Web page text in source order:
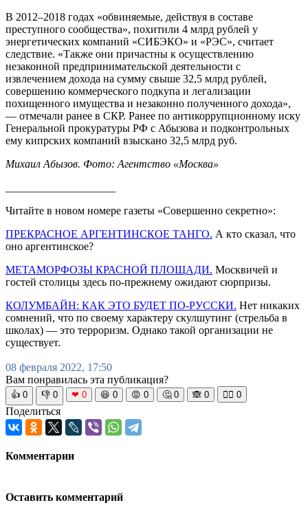
В 2012–2018 годах «обвиняемые, действуя в составе
преступного сообщества», похитили 4 млрд рублей у
энергетических компаний «СИБЭКО» и «РЭС», считает
следствие. «Также они причастны к осуществлению
незаконной предпринимательской деятельности с
извлечением дохода на сумму свыше 32,5 млрд рублей,
совершению коммерческого подкупа и легализации
похищенного имущества и незаконно полученного дохода»,
— отмечали ранее в СКР. Ранее по антикоррупционному иску
Генеральной прокуратуры РФ с Абызова и подконтрольных
ему кипрских компаний взыскано 32,5 млрд руб.
Михаил Абызов. Фото: Агентство «Москва»
Читайте в новом номере газеты «Совершенно секретно»:
ПРЕКРАСНОЕ АРГЕНТИНСКОЕ ТАНГО. А кто сказал, что
оно аргентинское?
МЕТАМОРФОЗЫ КРАСНОЙ ПЛОЩАДИ. Москвичей и
гостей столицы здесь по-прежнему ожидают сюрпризы.
КОЛУМБАЙН: КАК ЭТО БУДЕТ ПО-РУССКИ. Нет никаких
сомнений, что по своему характеру скулшутинг (стрельба в
школах) — это терроризм. Однако такой организации не
существует.
08 февраля 2022, 17:50
Вам понравилась эта публикация?
👍 0 👎 0 ❤ 0 😆 0 😡 0 🤔 0 🙈 0 🧘‍♀️ 0
Поделиться
Комментарии
Оставить комментарий